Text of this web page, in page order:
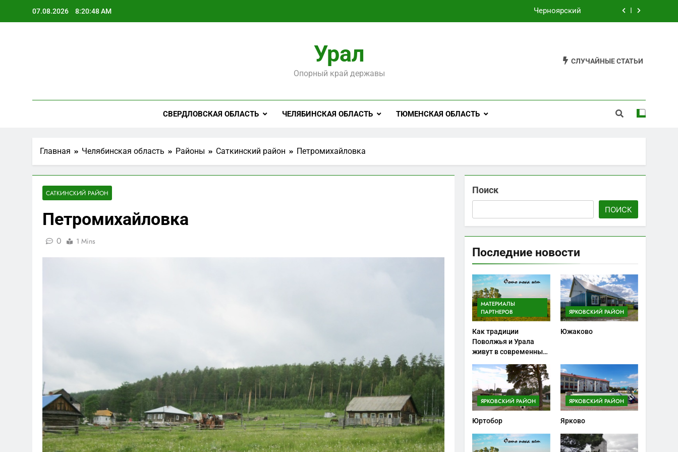
07.08.2026 8:20:49 AM Черноярский
Староуткинск
Черноярский
Урал
Опорный край державы
СЛУЧАЙНЫЕ СТАТЬИ
СВЕРДЛОВСКАЯ ОБЛАСТЬ ЧЕЛЯБИНСКАЯ ОБЛАСТЬ ТЮМЕНСКАЯ ОБЛАСТЬ
Главная Челябинская область Районы Саткинский район Петромихайловка
САТКИНСКИЙ РАЙОН
Петромихайловка
0 1 Mins
Поиск
ПОИСК
Последние новости
МАТЕРИАЛЫ
ПАРТНЕРОВ
Как традиции
Поволжья и Урала
живут в современных
ЯРКОВСКИЙ РАЙОН
Южаково
ЯРКОВСКИЙ РАЙОН
Юртобор
ЯРКОВСКИЙ РАЙОН
Ярково